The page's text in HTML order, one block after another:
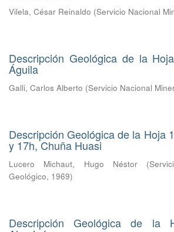
Vilela, César Reinaldo (Servicio Nacional
Descripción Geológica de la
Águila
Galli, Carlos Alberto (Servicio Nacional
Descripción Geológica de la Hoja
y 17h, Chuña Huasi
Lucero Michaut, Hugo Néstor (
Geológico, 1969)
Descripción Geológica de la